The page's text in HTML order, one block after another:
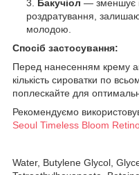
Бакучіол — зменшує
роздратування,
молодою.
Спосіб застосування:
Перед нанесенням крему
кількість сироватки по
поплескайте для
Рекомендуємо
Seoul Timeless Bloom
Water, Butylene Glycol,